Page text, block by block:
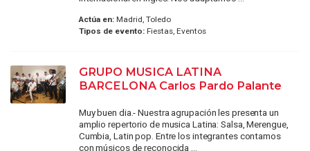
Actúa en:Madrid, Toledo
Tipos de evento:Fiestas, Eventos
GRUPO MUSICA LATINA
BARCELONA Carlos Pardo Palante
Muy buen dia.- Nuestra agrupación les presenta un
amplio repertorio de musica Latina: Salsa, Merengue,
Cumbia, Latin pop. Entre los integrantes contamos
con músicos de reconocida ...